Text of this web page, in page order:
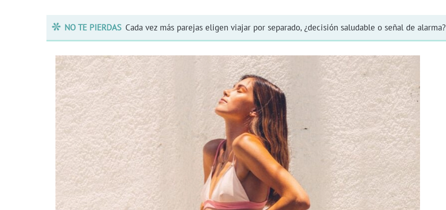
NO TE PIERDAS Cada vez más parejas eligen viajar por separado, ¿decisión saludable o señal de alarma?